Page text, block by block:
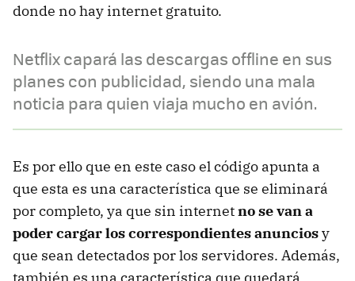
donde no hay internet gratuito.
Netflix capará las descargas offline en sus
planes con publicidad, siendo una mala
noticia para quien viaja mucho en avión.
Es por ello que en este caso el código apunta a
que esta es una característica que se eliminará
por completo, ya que sin internetno se van a
poder cargar los correspondientes anunciosy
que sean detectados por los servidores. Además,
también es una característica que quedará